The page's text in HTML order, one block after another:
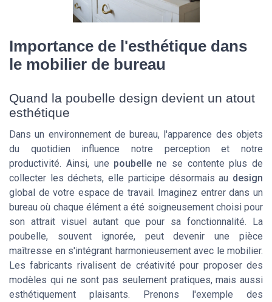
Importance de l'esthétique dans
le mobilier de bureau
Quand la poubelle design devient un atout
esthétique
Dans un environnement de bureau, l'apparence des objets
du quotidien influence notre perception et notre
productivité. Ainsi, une poubelle ne se contente plus de
collecter les déchets, elle participe désormais au design
global de votre espace de travail. Imaginez entrer dans un
bureau où chaque élément a été soigneusement choisi pour
son attrait visuel autant que pour sa fonctionnalité. La
poubelle, souvent ignorée, peut devenir une pièce
maîtresse en s'intégrant harmonieusement avec le mobilier.
Les fabricants rivalisent de créativité pour proposer des
modèles qui ne sont pas seulement pratiques, mais aussi
esthétiquement plaisants. Prenons l'exemple des